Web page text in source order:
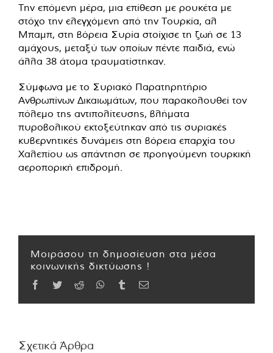
Την επόμενη μέρα, μια επίθεση με ρουκέτα με
στόχο την ελεγχόμενη από την Τουρκία, αλ
Μπαμπ, στη βόρεια Συρία στοίχισε τη ζωή σε 13
αμάχους, μεταξύ των οποίων πέντε παιδιά, ενώ
άλλα 38 άτομα τραυματίστηκαν.
Σύμφωνα με το Συριακό Παρατηρητήριο
Ανθρωπίνων Δικαιωμάτων, που παρακολουθεί τον
πόλεμο της αντιπολίτευσης, βλήματα
πυροβολικού εκτοξεύτηκαν από τις συριακές
κυβερνητικές δυνάμεις στη βόρεια επαρχία του
Χαλεπίου ως απάντηση σε προηγούμενη τουρκική
αεροπορική επιδρομή.
Μοιράσου τη δημοσίευση στα μέσα
κοινωνικής δικτύωσης !
Facebook
TwitterReddit WhatsApp
TumblrEmail
Σχετικά Άρθρα